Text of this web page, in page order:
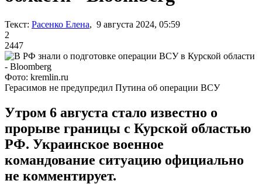
Текст: Расенко Елена, 9 августа 2024, 05:59
2
2447
Фото: kremlin.ru
Герасимов не предупредил Путина об операции ВСУ
Утром 6 августа стало известно о
прорыве границы с Курской областью
РФ. Украинское военное
командование ситуацию официально
не комментирует.